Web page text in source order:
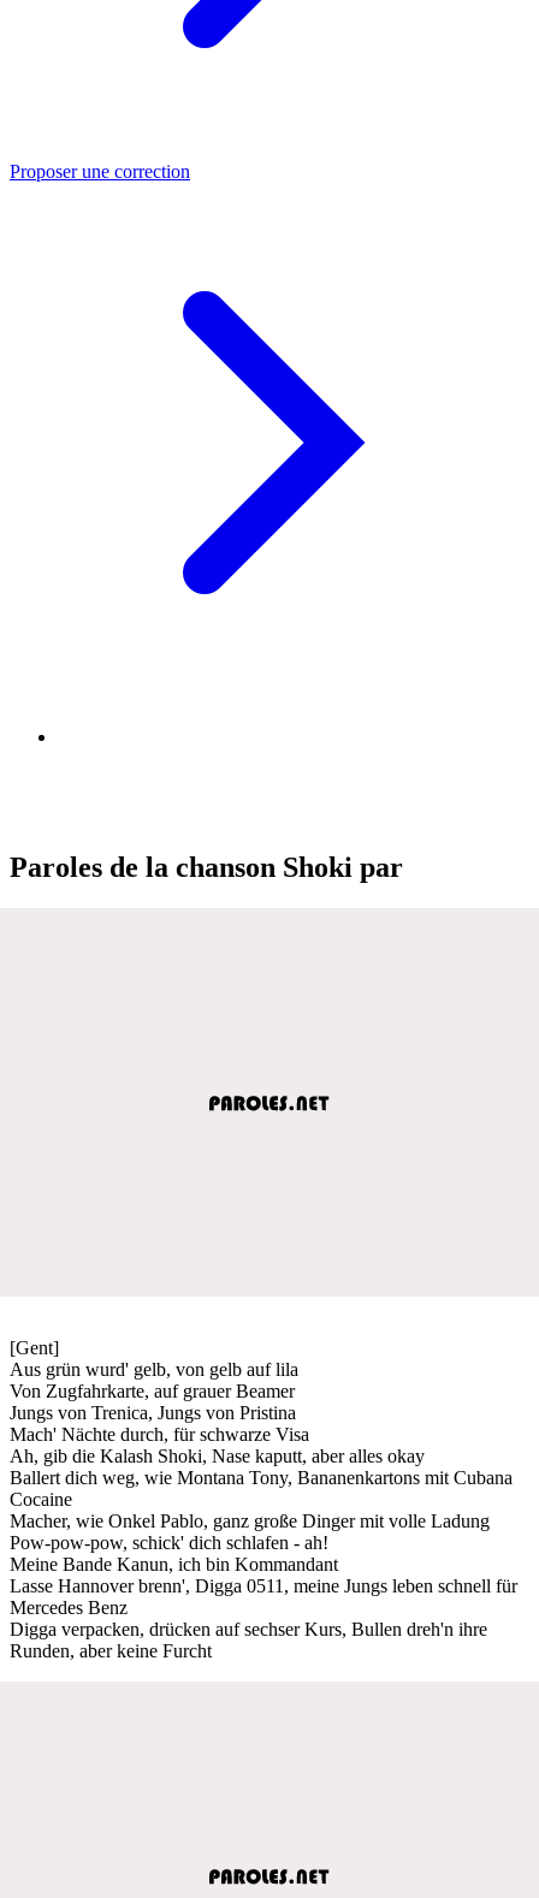
Proposer une correction
Paroles de la chanson Shoki par
[Gent]
Aus grün wurd' gelb, von gelb auf lila
Von Zugfahrkarte, auf grauer Beamer
Jungs von Trenica, Jungs von Pristina
Mach' Nächte durch, für schwarze Visa
Ah, gib die Kalash Shoki, Nase kaputt, aber alles okay
Ballert dich weg, wie Montana Tony, Bananenkartons mit Cubana
Cocaine
Macher, wie Onkel Pablo, ganz große Dinger mit volle Ladung
Pow-pow-pow, schick' dich schlafen - ah!
Meine Bande Kanun, ich bin Kommandant
Lasse Hannover brenn', Digga 0511, meine Jungs leben schnell für
Mercedes Benz
Digga verpacken, drücken auf sechser Kurs, Bullen dreh'n ihre
Runden, aber keine Furcht